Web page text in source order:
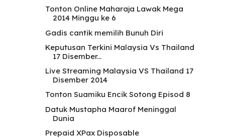
Tonton Online Maharaja Lawak Mega
2014 Minggu ke 6
Gadis cantik memilih Bunuh Diri
Keputusan Terkini Malaysia Vs Thailand
17 Disember...
Live Streaming Malaysia VS Thailand 17
Disember 2014
Tonton Suamiku Encik Sotong Episod 8
Datuk Mustapha Maarof Meninggal
Dunia
Prepaid XPax Disposable